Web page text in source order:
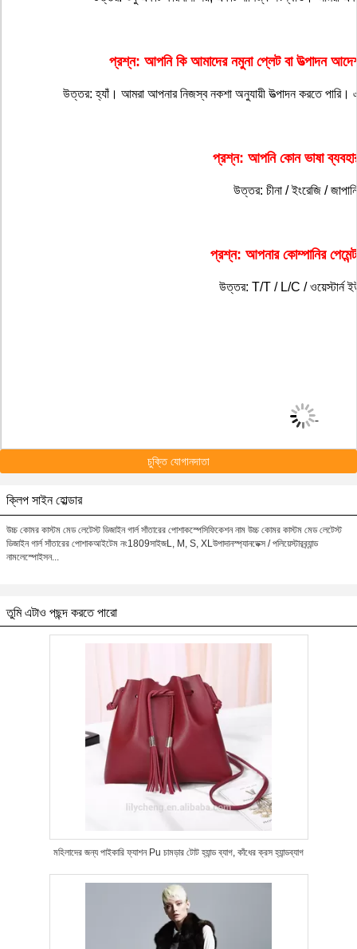
প্রশ্ন: আপনি কি আমাদের নমুনা প্লেট বা উত্পাদন
উত্তর: হ্যাঁ। আমরা আপনার নিজস্ব নকশা অনুযায়ী উত্পাদন করতে
প্রশ্ন: আপনি কোন ভাষা
উত্তর: চীনা / ইংরেজি /
প্রশ্ন: আপনার কোম্পানির পেমেন্ট
উত্তর: T/T / L/C / ওয়েস্টার্ন
চুক্তি যোগানদাতা
ক্লিপ সাইন হোল্ডার
উচ্চ কোমর কাস্টম মেড লেটেস্ট ডিজাইন গার্ল সাঁতারের পোশাকস্পেসিফিকেশন নাম উচ্চ কোমর কাস্টম মেড লেটেস্ট
ডিজাইন গার্ল সাঁতারের পোশাকআইটেম নং1809সাইজL, M, S, XLউপাদানস্প্যানডেক্স / পলিয়েস্টারব্র্যান্ড
নামলেস্পোইসন...
তুমি এটাও পছন্দ করতে পারো
মহিলাদের জন্য পাইকারি ফ্যাশন Pu চামড়ার টোট হ্যান্ড ব্যাগ, কাঁধের ক্রস হ্যান্ডব্যাগ